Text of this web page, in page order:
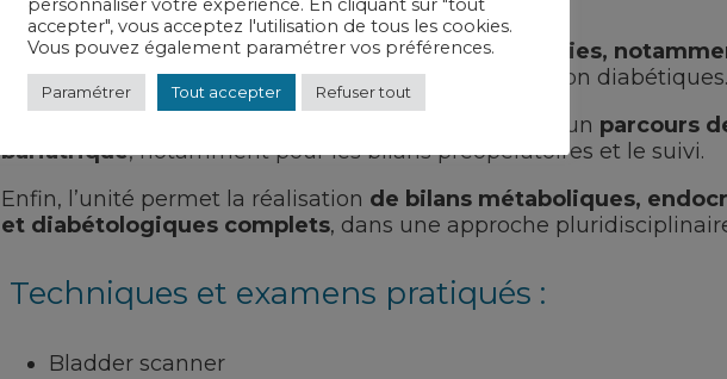
L’unité assure égalementla prise en charge des plaies,
pied diabétique,chez les patients diabétiques ou non diabétiques.
Le service accompagne aussi les patients relevant d’un parcours
bariatrique, notamment pour les bilans préopératoires et le suivi.
Enfin, l’unité permet la réalisation de bilans métaboliques,
et diabétologiques complets, dans une approche
Techniques et examens pratiqués :
Bladder scanner
accepter", vous acceptez l'utilisation de tous les cookies.
Vous pouvez également paramétrer vos préférences.
Paramétrer Tout accepter Refuser tout